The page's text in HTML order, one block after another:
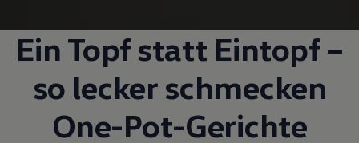
Ein Topf statt Eintopf –
so lecker schmecken
One-Pot-Gerichte